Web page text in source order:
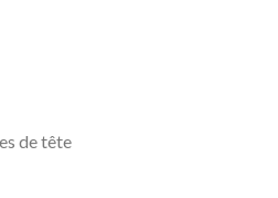
de tête